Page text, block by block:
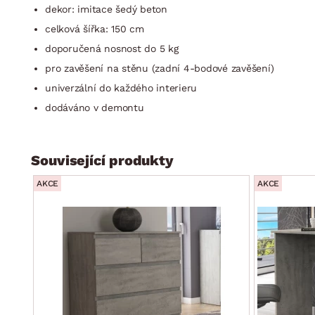
dekor: imitace šedý beton
celková šířka: 150 cm
doporučená nosnost do 5 kg
pro zavěšení na stěnu (zadní 4-bodové zavěšení)
univerzální do každého interieru
dodáváno v demontu
Související produkty
AKCE AKCE